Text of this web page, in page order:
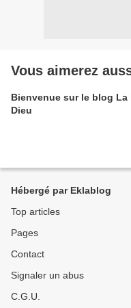
Vous aimerez
Bienvenue sur le blog La lumière de
Dieu
Hébergé par Eklablog
Top articles
Pages
Contact
Signaler un abus
C.G.U.